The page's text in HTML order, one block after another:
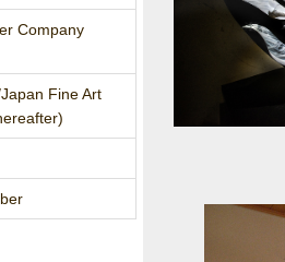
Company
Fine Art